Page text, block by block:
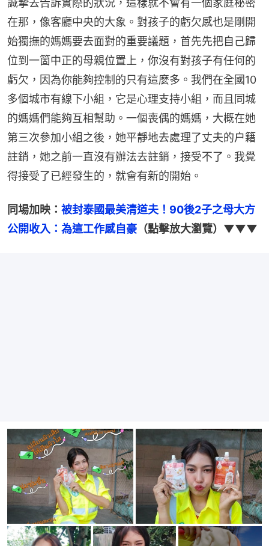
誠摯去告訴實際的狀況，這樣就不會有一個家庭秘密
在那，像客廳中央的大象。對孩子的虧欠感也是剛開
始獨撫的媽媽要去面對的重要議題，首先先把自己歸
位到一箇中正的母親位置上，你沒有對孩子有任何的
虧欠，因為你能夠控制的只有這麼多。我們在全國10
多個城市有線下小組，它是心理支持小組，而且同城
的媽媽們能夠互相幫助。一個喪偶的媽媽，大概在她
第三次參加小組之後，她平靜地去處理了丈夫的户籍
註銷，她之前一直沒有辦法去註銷，接受不了。我覺
得接受了已經發生的，就會有新的開始。
同場加映： 被封泰國最美清道夫！90後2子之母大方
公開收入：為這工作感自豪 （點擊放大瀏覽）▼▼▼